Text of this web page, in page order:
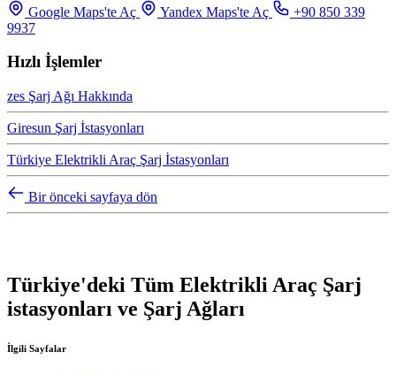
Google Maps'te Aç
Yandex Maps'te Aç
+90 850 339
9937
Hızlı İşlemler
zes Şarj Ağı Hakkında
Giresun Şarj İstasyonları
Türkiye Elektrikli Araç Şarj İstasyonları
Bir önceki sayfaya dön
Türkiye'deki Tüm Elektrikli Araç Şarj
istasyonları ve Şarj Ağları
İlgili Sayfalar